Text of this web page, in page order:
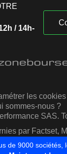
/ 14h-
les cookies
sommes-nous ?
SAS.
par Factset,
Capital IQ
de 9000 sociétés,